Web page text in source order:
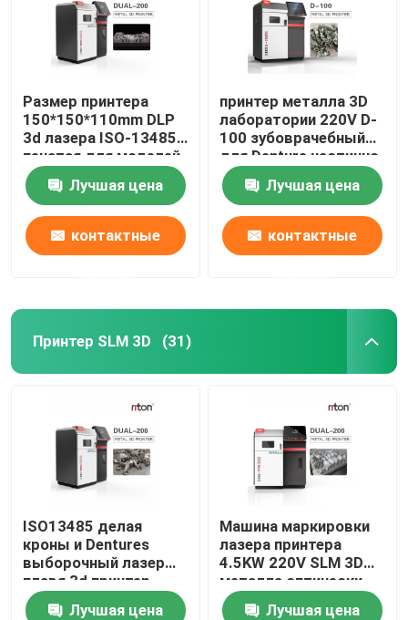
Размер принтера
150*150*110mm DLP
3d лазера ISO-13485
печатая для моделей
зубного имплантата
Лучшая цена
контактные
принтер металла 3D
лаборатории 220V D-
100 зубоврачебный
для Denture частично
Riton
Лучшая цена
контактные
Принтер SLM 3D (31)
ISO13485 делая
кроны и Dentures
выборочный лазер
плавя 3d принтер
Dual200
Лучшая цена
Машина маркировки
лазера принтера
4.5KW 220V SLM 3D
металла оптически
Лучшая цена